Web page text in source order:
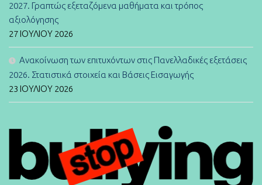
2027. Γραπτώς εξεταζόμενα μαθήματα και τρόπος
αξιολόγησης
27 ΙΟΥΛΊΟΥ 2026
Ανακοίνωση των επιτυχόντων στις Πανελλαδικές εξετάσεις
2026. Στατιστικά στοιχεία και Βάσεις Εισαγωγής
23 ΙΟΥΛΊΟΥ 2026